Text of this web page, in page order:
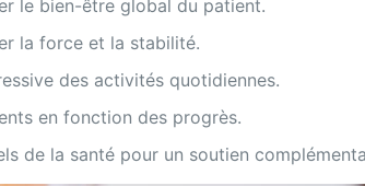
le bien-être global du patient.
la force et la stabilité.
des activités quotidiennes.
en fonction des progrès.
de la santé pour un soutien